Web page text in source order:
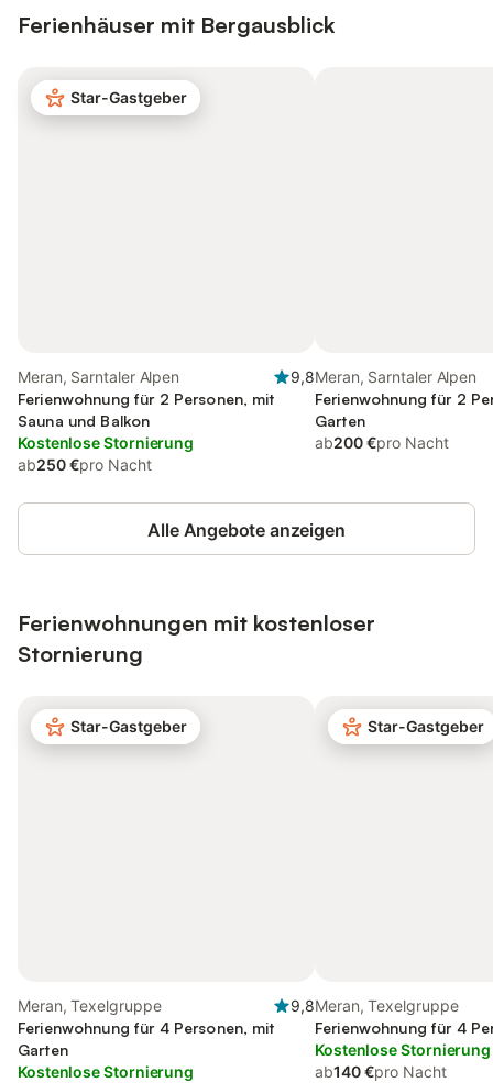
Ferienhäuser mit Bergausblick
Star-Gastgeber
Meran, Sarntaler Alpen
9,8
Ferienwohnung für 2 Personen, mit
Sauna und Balkon
Kostenlose Stornierung
ab250 €pro Nacht
Meran, Sarntaler Alpen
Ferienwohnung für 2
Garten
ab200 €pro Nacht
Alle Angebote anzeigen
Ferienwohnungen mit kostenloser
Stornierung
Star-Gastgeber
Meran, Texelgruppe
9,8
Ferienwohnung für 4 Personen, mit
Garten
Kostenlose Stornierung
Star-Gastgeber
Meran, Texelgruppe
Ferienwohnung für 4
Kostenlose Stornierung
ab140 €pro Nacht